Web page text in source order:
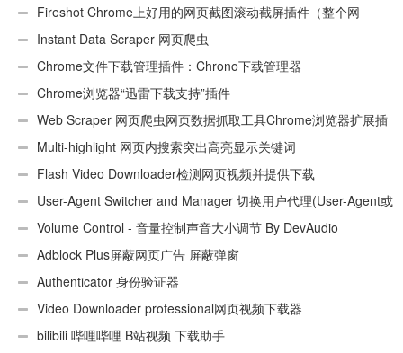
Fireshot Chrome上好用的网页截图滚动截屏插件（整个网
页）Instant Data Scraper 网页爬虫
Chrome文件下载管理插件：Chrono下载管理器
Chrome浏览器“迅雷下载支持”插件
Web Scraper 网页爬虫网页数据抓取工具Chrome浏览器扩展插
件 Multi-highlight 网页内搜索突出高亮显示关键词
Flash Video Downloader检测网页视频并提供下载
User-Agent Switcher and Manager 切换用户代理(User-Agent或
UA)Volume Control - 音量控制声音大小调节 By DevAudio
Adblock Plus屏蔽网页广告 屏蔽弹窗
Authenticator 身份验证器
Video Downloader professional网页视频下载器
bilibili 哔哩哔哩 B站视频 下载助手